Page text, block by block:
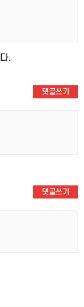
.
댓글쓰기
댓글쓰기